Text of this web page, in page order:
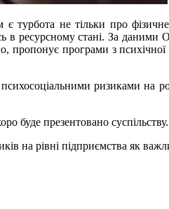
не тільки про
в ресурсному стані. За
пропонує програми з
ризиками на
буде презентовано суспільству.
на рівні підприємства як